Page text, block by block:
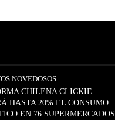
NOVEDOSOS
CHILENA CLICKIE
HASTA 20% EL CONSUMO
EN 76 SUPERMERCADOS